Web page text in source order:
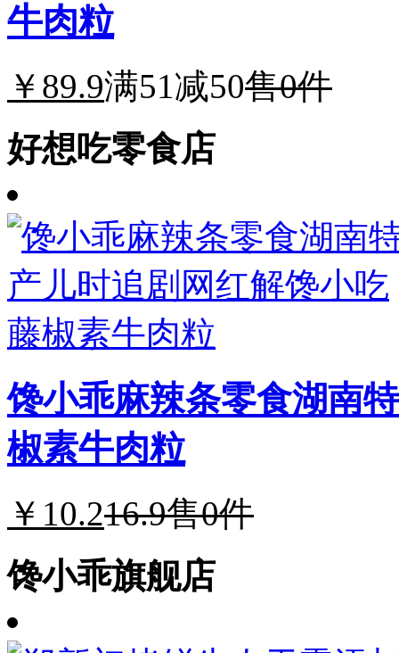
牛肉粒
￥89.9满51减50售0件
好想吃零食店
馋小乖麻辣条零食湖南
椒素牛肉粒
￥10.216.9售0件
馋小乖旗舰店